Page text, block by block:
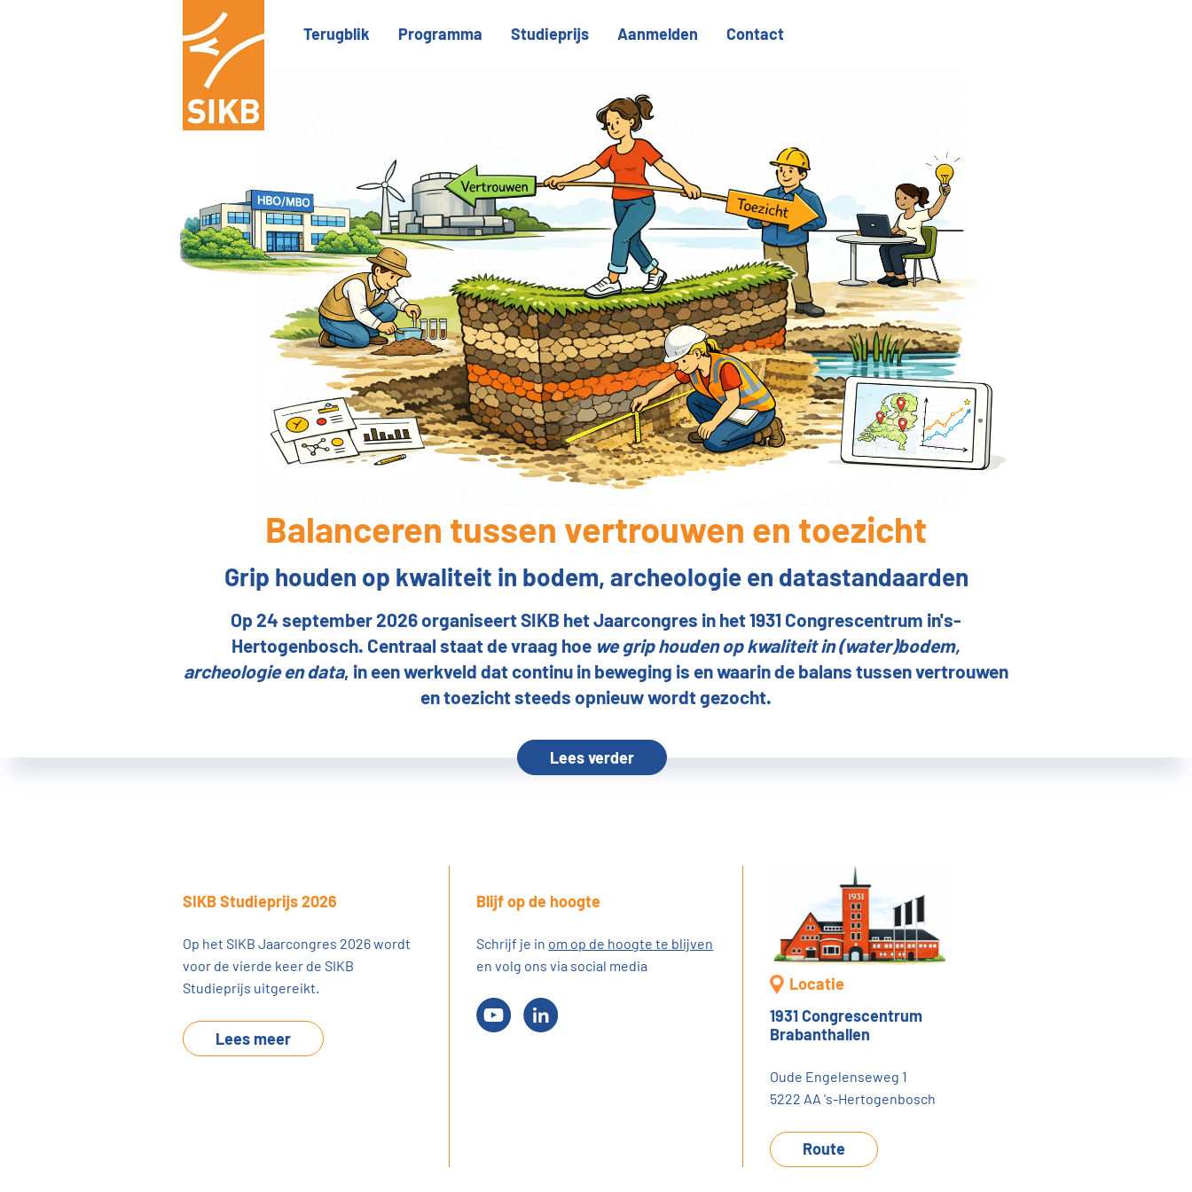
Terugblik Programma Studieprijs Aanmelden Contact
Balanceren tussen vertrouwen en toezicht
Grip houden op kwaliteit in bodem, archeologie en datastandaarden
Op 24 september 2026 organiseert SIKB het Jaarcongres in het 1931 Congrescentrum in's-
Hertogenbosch. Centraal staat de vraag hoe we grip houden op kwaliteit in (water)bodem,
archeologie en data, in een werkveld dat continu in beweging is en waarin de balans tussen vertrouwen
en toezicht steeds opnieuw wordt gezocht.
Lees verder
SIKB Studieprijs 2026
Op het SIKB Jaarcongres 2026 wordt
voor de vierde keer de SIKB
Studieprijs uitgereikt.
Lees meer
Blijf op de hoogte
Schrijf je in om op de hoogte te blijven
en volg ons via social media
Locatie
1931 Congrescentrum
Brabanthallen
Oude Engelenseweg 1
5222 AA 's-Hertogenbosch
Route